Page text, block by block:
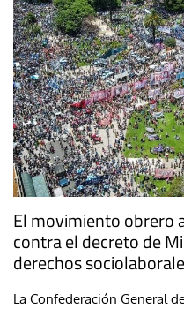
El movimiento obrero
contra el decreto de
derechos
La Confederación General